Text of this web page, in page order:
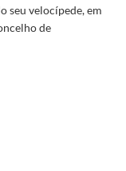
seu velocípede, em
de